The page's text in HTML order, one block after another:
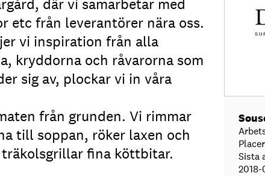
där vi samarbetar med
etc från leverantörer nära oss.
vi inspiration från alla
kryddorna och råvarorna som
sig av, plockar vi in våra
från grunden. Vi rimmar
till soppan, röker laxen och
träkolsgrillar fina köttbitar.
Sista